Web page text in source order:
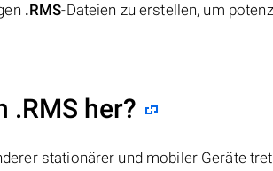
.RMS-Dateien zu erstellen, um
.RMS her?
stationärer und mobiler Geräte